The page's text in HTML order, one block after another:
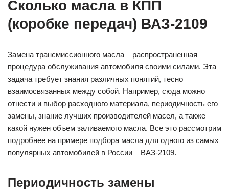
Сколько масла в КПП
(коробке передач) ВАЗ-2109
Замена трансмиссионного масла – распространенная
процедура обслуживания автомобиля своими силами. Эта
задача требует знания различных понятий, тесно
взаимосвязанных между собой. Например, сюда можно
отнести и выбор расходного материала, периодичность его
замены, знание лучших производителей масел, а также
какой нужен объем заливаемого масла. Все это рассмотрим
подробнее на примере подбора масла для одного из самых
популярных автомобилей в России – ВАЗ-2109.
Периодичность замены